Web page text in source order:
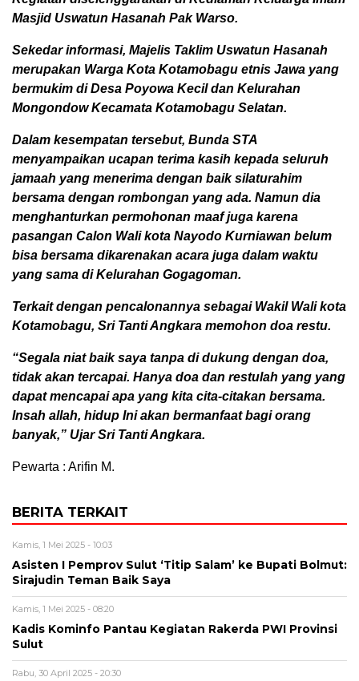
Masjid Uswatun Hasanah Pak Warso.
Sekedar informasi, Majelis Taklim Uswatun Hasanah
merupakan Warga Kota Kotamobagu etnis Jawa yang
bermukim di Desa Poyowa Kecil dan Kelurahan
Mongondow Kecamata Kotamobagu Selatan.
Dalam kesempatan tersebut, Bunda STA
menyampaikan ucapan terima kasih kepada seluruh
jamaah yang menerima dengan baik silaturahim
bersama dengan rombongan yang ada. Namun dia
menghanturkan permohonan maaf juga karena
pasangan Calon Wali kota Nayodo Kurniawan belum
bisa bersama dikarenakan acara juga dalam waktu
yang sama di Kelurahan Gogagoman.
Terkait dengan pencalonannya sebagai Wakil Wali kota
Kotamobagu, Sri Tanti Angkara memohon doa restu.
“Segala niat baik saya tanpa di dukung dengan doa,
tidak akan tercapai. Hanya doa dan restulah yang yang
dapat mencapai apa yang kita cita-citakan bersama.
Insah allah, hidup Ini akan bermanfaat bagi orang
banyak,” Ujar Sri Tanti Angkara.
Pewarta : Arifin M.
BERITA TERKAIT
Kamis, 1 Mei 2025 - 10:03
Asisten I Pemprov Sulut ‘Titip Salam’ ke Bupati Bolmut:
Sirajudin Teman Baik Saya
Kamis, 1 Mei 2025 - 08:20
Kadis Kominfo Pantau Kegiatan Rakerda PWI Provinsi
Sulut
Rabu, 30 April 2025 - 20:30